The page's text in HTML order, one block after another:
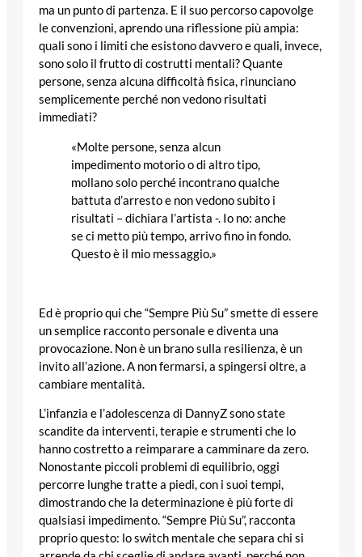
ma un punto di partenza. E il suo percorso capovolge
le convenzioni, aprendo una riflessione più ampia:
quali sono i limiti che esistono davvero e quali, invece,
sono solo il frutto di costrutti mentali? Quante
persone, senza alcuna difficoltà fisica, rinunciano
semplicemente perché non vedono risultati
immediati?
«Molte persone, senza alcun
impedimento motorio o di altro tipo,
mollano solo perché incontrano qualche
battuta d’arresto e non vedono subito i
risultati – dichiara l’artista -. Io no: anche
se ci metto più tempo, arrivo fino in fondo.
Questo è il mio messaggio.»
Ed è proprio qui che “Sempre Più Su” smette di essere
un semplice racconto personale e diventa una
provocazione. Non è un brano sulla resilienza, è un
invito all’azione. A non fermarsi, a spingersi oltre, a
cambiare mentalità.
L’infanzia e l’adolescenza di DannyZ sono state
scandite da interventi, terapie e strumenti che lo
hanno costretto a reimparare a camminare da zero.
Nonostante piccoli problemi di equilibrio, oggi
percorre lunghe tratte a piedi, con i suoi tempi,
dimostrando che la determinazione è più forte di
qualsiasi impedimento. “Sempre Più Su”, racconta
proprio questo: lo switch mentale che separa chi si